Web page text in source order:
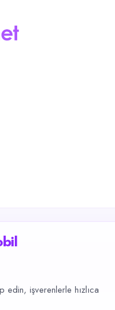
edin, işverenlerle hızlıca